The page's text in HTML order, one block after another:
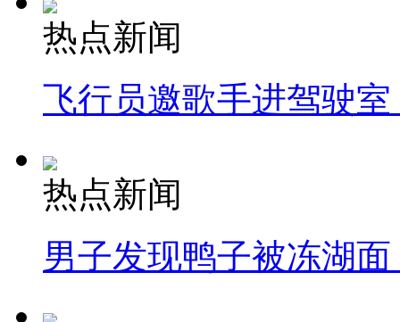
热点新闻
飞行员邀歌手进驾驶
热点新闻
男子发现鸭子被冻湖